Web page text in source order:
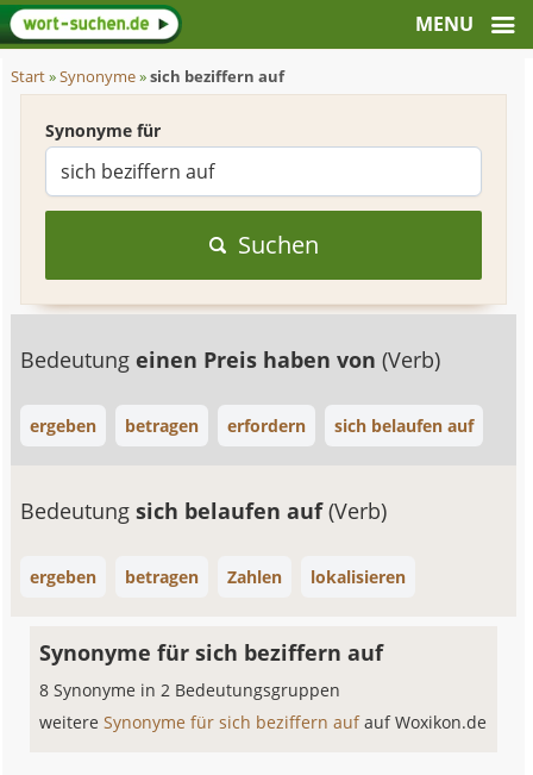
Start»Synonyme»sich beziffern auf
Synonyme für
Suchen
Bedeutungeinen Preis haben von(Verb)
ergeben betragen erfordern sich belaufen auf
Bedeutungsich belaufen auf(Verb)
ergeben betragen Zahlen lokalisieren
Synonyme für sich beziffern auf
8 Synonyme in 2 Bedeutungsgruppen
weitereSynonyme für sich beziffern aufauf Woxikon.de